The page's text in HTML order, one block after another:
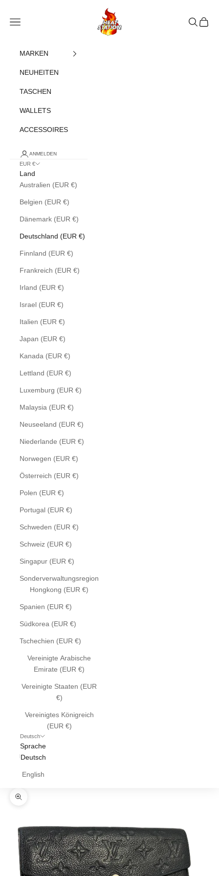
heatstation
Navigationsmenü öffnen
Suche
MARKEN
NEUHEITEN
TASCHEN
WALLETS
ACCESSOIRES
ANMELDEN
EUR €
Land
Australien (EUR €)
Belgien (EUR €)
Dänemark (EUR €)
Deutschland (EUR €)
Finnland (EUR €)
Frankreich (EUR €)
Irland (EUR €)
Israel (EUR €)
Italien (EUR €)
Japan (EUR €)
Kanada (EUR €)
Lettland (EUR €)
Luxemburg (EUR €)
Malaysia (EUR €)
Neuseeland (EUR €)
Niederlande (EUR €)
Norwegen (EUR €)
Österreich (EUR €)
Polen (EUR €)
Portugal (EUR €)
Schweden (EUR €)
Schweiz (EUR €)
Singapur (EUR €)
Sonderverwaltungsregion
Hongkong (EUR €)
Spanien (EUR €)
Südkorea (EUR €)
Tschechien (EUR €)
Vereinigte Arabische
Emirate (EUR €)
Vereinigte Staaten (EUR
€)
Vereinigtes Königreich
(EUR €)
Deutsch
Sprache
Deutsch
English
Bild vergrößern